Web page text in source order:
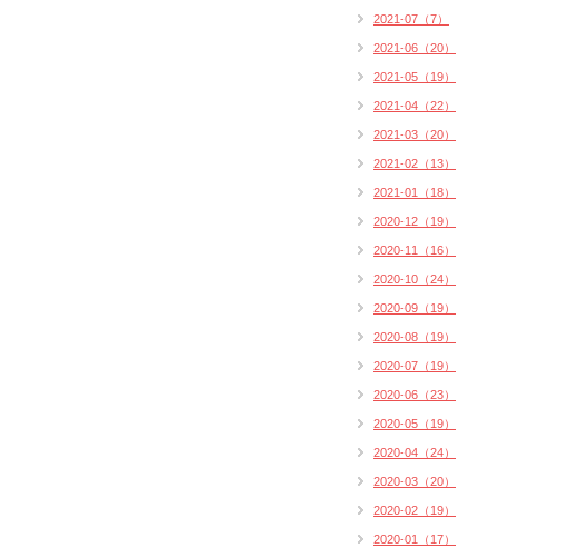
2021-07（7）
2021-06（20）
2021-05（19）
2021-04（22）
2021-03（20）
2021-02（13）
2021-01（18）
2020-12（19）
2020-11（16）
2020-10（24）
2020-09（19）
2020-08（19）
2020-07（19）
2020-06（23）
2020-05（19）
2020-04（24）
2020-03（20）
2020-02（19）
2020-01（17）